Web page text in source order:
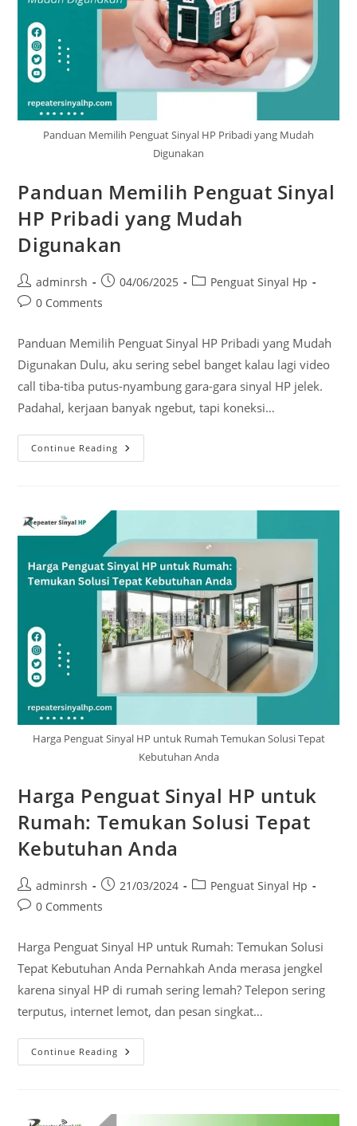
Panduan Memilih Penguat Sinyal HP Pribadi yang Mudah
Digunakan
Panduan Memilih Penguat Sinyal
HP Pribadi yang Mudah
Digunakan
Post
author:
adminrsh
Post
published:
04/06/2025
PostPenguat Sinyal Hp
Post0 Comments
Panduan Memilih Penguat Sinyal HP Pribadi yang Mudah
Digunakan Dulu, aku sering sebel banget kalau lagi video
call tiba-tiba putus-nyambung gara-gara sinyal HP jelek.
Padahal, kerjaan banyak ngebut, tapi koneksi…
Continue Reading Panduan
Memilih
Yang
Digunakan
Harga Penguat Sinyal HP untuk Rumah Temukan Solusi Tepat
Kebutuhan Anda
Harga Penguat Sinyal HP untuk
Rumah: Temukan Solusi Tepat
Kebutuhan Anda
Post
author:
adminrsh
Post
published:
21/03/2024
PostPenguat Sinyal Hp
Post0 Comments
Harga Penguat Sinyal HP untuk Rumah: Temukan Solusi
Tepat Kebutuhan Anda Pernahkah Anda merasa jengkel
karena sinyal HP di rumah sering lemah? Telepon sering
terputus, internet lemot, dan pesan singkat…
Continue Reading Harga
Penguat
Temukan